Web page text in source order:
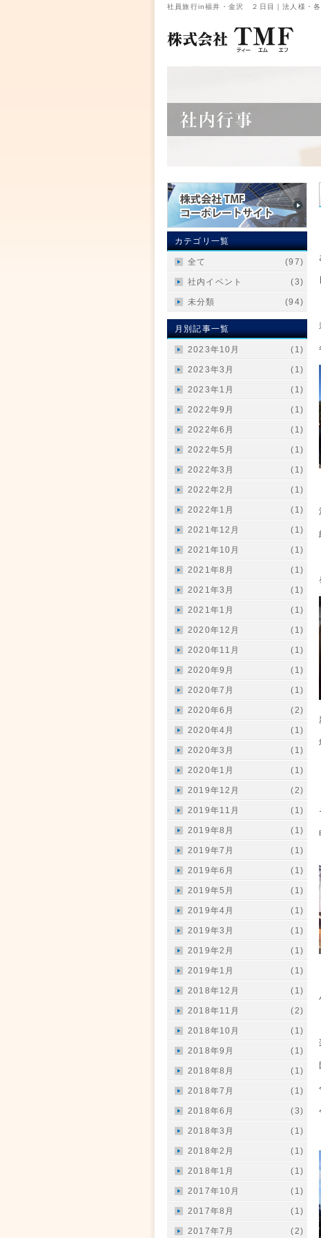
社員旅行in福井・金沢 ２日目｜法人様・
カテゴリ一覧
全て (97)
社内イベント (3)
未分類 (94)
月別記事一覧
2023年10月 (1)
2023年3月 (1)
2023年1月 (1)
2022年9月 (1)
2022年6月 (1)
2022年5月 (1)
2022年3月 (1)
2022年2月 (1)
2022年1月 (1)
2021年12月 (1)
2021年10月 (1)
2021年8月 (1)
2021年3月 (1)
2021年1月 (1)
2020年12月 (1)
2020年11月 (1)
2020年9月 (1)
2020年7月 (1)
2020年6月 (2)
2020年4月 (1)
2020年3月 (1)
2020年1月 (1)
2019年12月 (2)
2019年11月 (1)
2019年8月 (1)
2019年7月 (1)
2019年6月 (1)
2019年5月 (1)
2019年4月 (1)
2019年3月 (1)
2019年2月 (1)
2019年1月 (1)
2018年12月 (1)
2018年11月 (2)
2018年10月 (1)
2018年9月 (1)
2018年8月 (1)
2018年7月 (1)
2018年6月 (3)
2018年3月 (1)
2018年2月 (1)
2018年1月 (1)
2017年10月 (1)
2017年8月 (1)
2017年7月 (2)